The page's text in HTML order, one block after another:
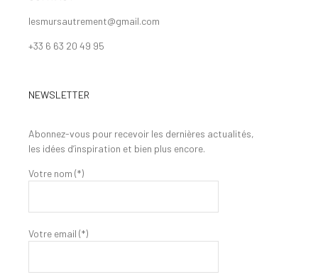
lesmursautrement@gmail.com
+33 6 63 20 49 95
NEWSLETTER
Abonnez-vous pour recevoir les dernières actualités,
les idées d’inspiration et bien plus encore.
Votre nom (*)
Votre email (*)